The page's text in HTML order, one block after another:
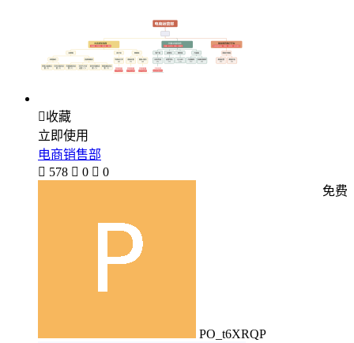
收藏
立即使用
电商销售部
 578  0  0
PO_t6XRQP
免费